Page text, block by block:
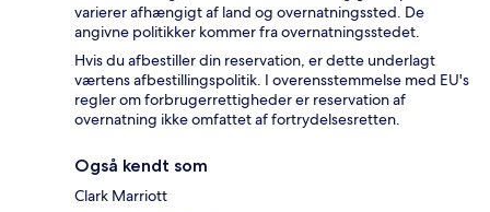
varierer afhængigt af land og overnatningssted. De
angivne politikker kommer fra overnatningsstedet.
Hvis du afbestiller din reservation, er dette underlagt
værtens afbestillingspolitik. I overensstemmelse med EU's
regler om forbrugerrettigheder er reservation af
overnatning ikke omfattet af fortrydelsesretten.
Også kendt som
Clark Marriott